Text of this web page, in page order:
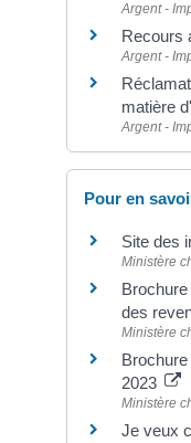
Argent -
Recours
Argent -
matière
Argent -
Pour en
Site des
Ministère
des
Ministère
2023
Ministère
Je veux